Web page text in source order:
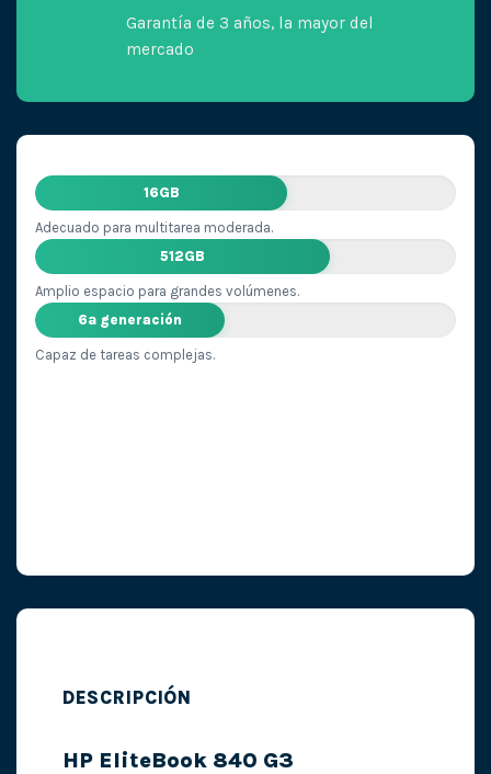
Garantía de 3 años, la mayor del
mercado
16GB
Adecuado para multitarea moderada.
512GB
Amplio espacio para grandes volúmenes.
6ª generación
Capaz de tareas complejas.
DESCRIPCIÓN
HP EliteBook 840 G3